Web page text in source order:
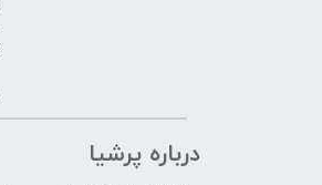
درباره پرشیا